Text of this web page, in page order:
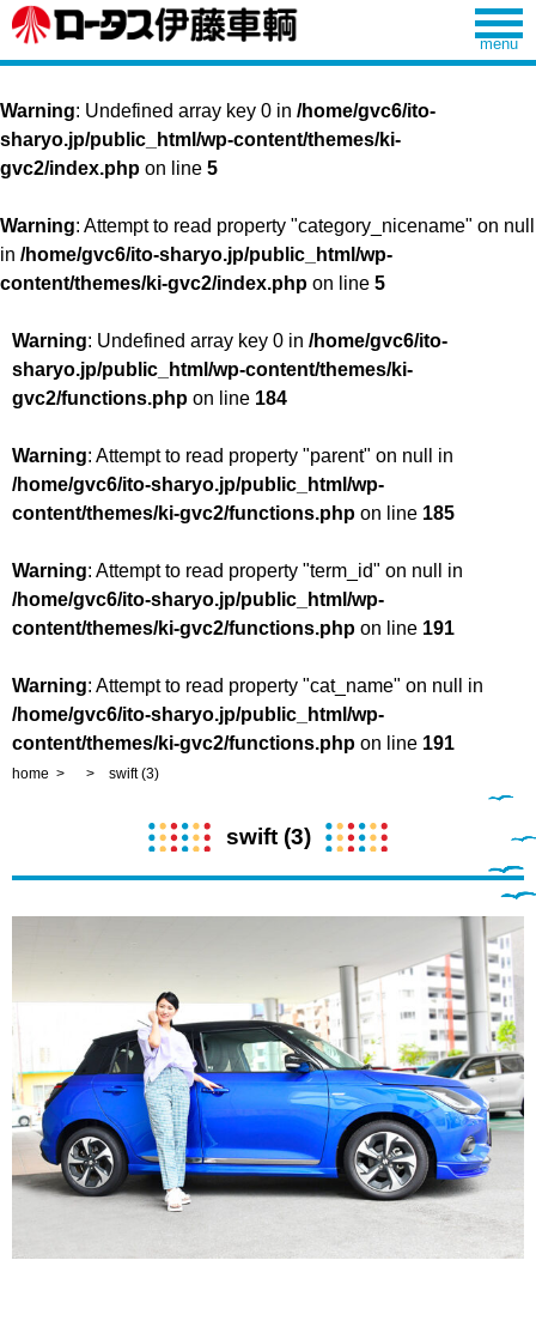
Warning: Undefined array key 0 in /home/gvc6/ito-
sharyo.jp/public_html/wp-content/themes/ki-
gvc2/index.php on line 5
Warning: Attempt to read property "category_nicename" on null
in /home/gvc6/ito-sharyo.jp/public_html/wp-
content/themes/ki-gvc2/index.php on line 5
Warning: Undefined array key 0 in /home/gvc6/ito-
sharyo.jp/public_html/wp-content/themes/ki-
gvc2/functions.php on line 184
Warning: Attempt to read property "parent" on null in
/home/gvc6/ito-sharyo.jp/public_html/wp-
content/themes/ki-gvc2/functions.php on line 185
Warning: Attempt to read property "term_id" on null in
/home/gvc6/ito-sharyo.jp/public_html/wp-
content/themes/ki-gvc2/functions.php on line 191
Warning: Attempt to read property "cat_name" on null in
/home/gvc6/ito-sharyo.jp/public_html/wp-
content/themes/ki-gvc2/functions.php on line 191
home swift (3)
swift (3)